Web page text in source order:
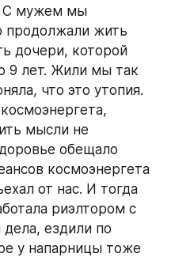
С мужем мы
продолжали жить
дочери, которой
9 лет. Жили мы так
что это утопия.
мысли не
обещало
космоэнергета
от нас. И тогда
риэлтором с
ездили по
у напарницы тоже